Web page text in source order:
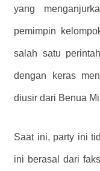
yang
pemimpin
salah satu
dengan keras
diusir dari Benua
Saat ini, party ini
ini berasal dari